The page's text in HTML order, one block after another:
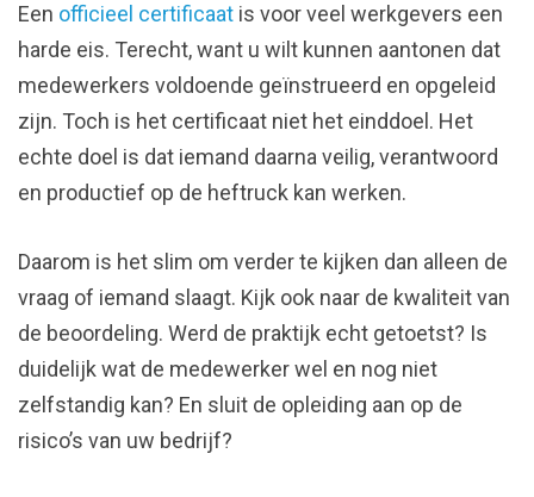
Een officieel certificaat is voor veel werkgevers een
harde eis. Terecht, want u wilt kunnen aantonen dat
medewerkers voldoende geïnstrueerd en opgeleid
zijn. Toch is het certificaat niet het einddoel. Het
echte doel is dat iemand daarna veilig, verantwoord
en productief op de heftruck kan werken.
Daarom is het slim om verder te kijken dan alleen de
vraag of iemand slaagt. Kijk ook naar de kwaliteit van
de beoordeling. Werd de praktijk echt getoetst? Is
duidelijk wat de medewerker wel en nog niet
zelfstandig kan? En sluit de opleiding aan op de
risico’s van uw bedrijf?